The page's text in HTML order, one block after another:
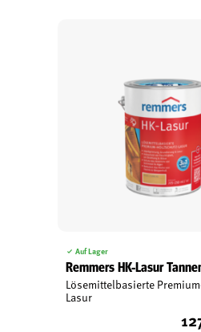
Auf Lager
Remmers HK-Lasur
Lösemittelbasierte
Lasur